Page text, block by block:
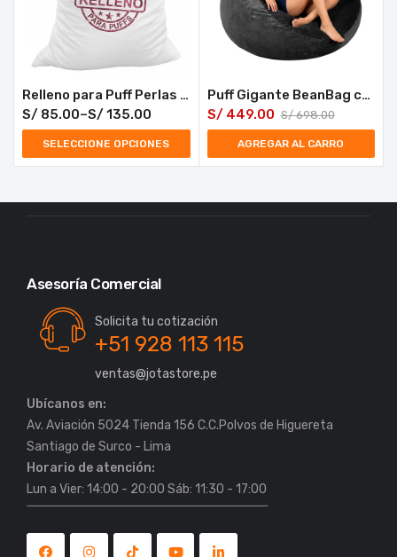
Relleno para Puff Perlas de Poliestireno
S/ 85.00–S/135.00
SELECCIONE OPCIONES
Puff Gigante BeanBag con Relleno de Poliestireno
S/698.00
S/449.00
AGREGAR AL CARRO
Asesoría Comercial
Solicita tu cotización
+51 928 113 115
ventas@jotastore.pe
Ubícanos en:
Av. Aviación 5024 Tienda 156 C.C.Polvos de Higuereta
Horario de atención:
Lun a Vier: 14:00 - 20:00 Sáb: 11:30 - 17:00